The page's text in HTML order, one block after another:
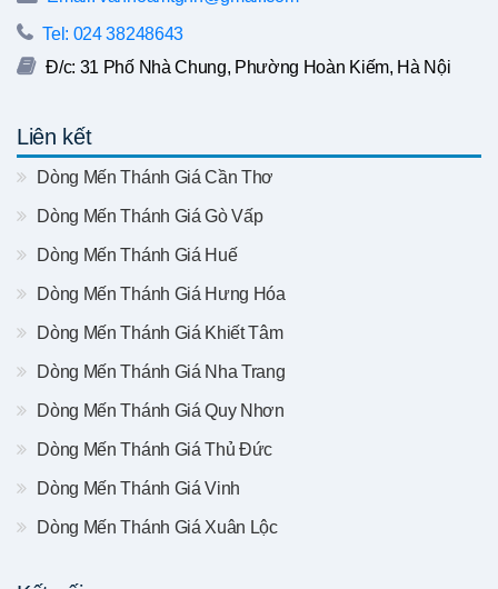
Tel: 024 38248643
Đ/c: 31 Phố Nhà Chung, Phường Hoàn Kiếm, Hà Nội
Liên kết
Dòng Mến Thánh Giá Cần Thơ
Dòng Mến Thánh Giá Gò Vấp
Dòng Mến Thánh Giá Huế
Dòng Mến Thánh Giá Hưng Hóa
Dòng Mến Thánh Giá Khiết Tâm
Dòng Mến Thánh Giá Nha Trang
Dòng Mến Thánh Giá Quy Nhơn
Dòng Mến Thánh Giá Thủ Đức
Dòng Mến Thánh Giá Vinh
Dòng Mến Thánh Giá Xuân Lộc